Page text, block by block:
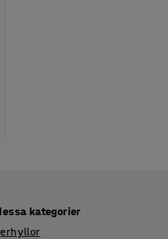
kategorier